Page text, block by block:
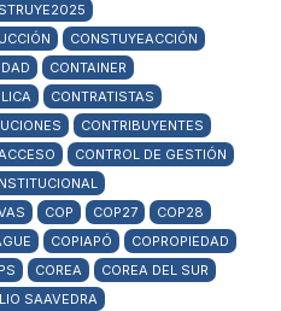
CONSTUYEACCIÓN
CONTAINER
CONTRATISTAS
CONTRIBUYENTES
CONTROL DE GESTIÓN
COP COP27
COP28
COPIAPÓ
COPROPIEDAD
COREA
COREA DEL SUR
SAAVEDRA